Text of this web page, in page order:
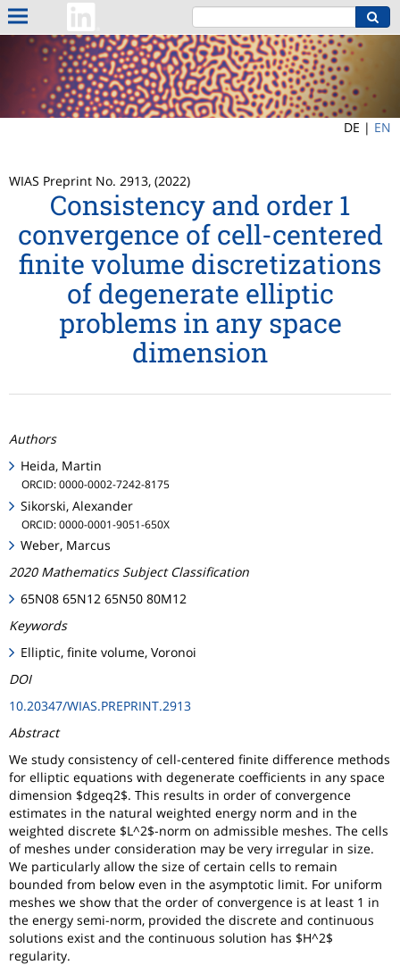
DE | EN
WIAS Preprint No. 2913, (2022)
Consistency and order 1
convergence of cell-centered
finite volume discretizations
of degenerate elliptic
problems in any space
dimension
Authors
Heida, Martin
ORCID: 0000-0002-7242-8175
Sikorski, Alexander
ORCID: 0000-0001-9051-650X
Weber, Marcus
2020 Mathematics Subject Classification
65N08 65N12 65N50 80M12
Keywords
Elliptic, finite volume, Voronoi
DOI
10.20347/WIAS.PREPRINT.2913
Abstract
We study consistency of cell-centered finite difference methods
for elliptic equations with degenerate coefficients in any space
dimension $dgeq2$. This results in order of convergence
estimates in the natural weighted energy norm and in the
weighted discrete $L^2$-norm on admissible meshes. The cells
of meshes under consideration may be very irregular in size.
We particularly allow the size of certain cells to remain
bounded from below even in the asymptotic limit. For uniform
meshes we show that the order of convergence is at least 1 in
the energy semi-norm, provided the discrete and continuous
solutions exist and the continuous solution has $H^2$
regularity.